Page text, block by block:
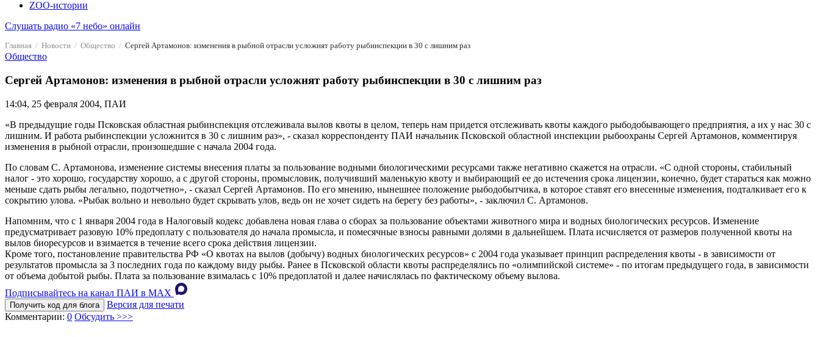
ZOO-истории
Слушать радио «7 небо» онлайн
Главная Новости Общество Сергей Артамонов: изменения в рыбной отрасли усложнят работу рыбинспекции в 30 с лишним раз
Общество
Сергей Артамонов: изменения в рыбной отрасли усложнят работу рыбинспекции в 30 с лишним раз
14:04, 25 февраля 2004, ПАИ
«В предыдущие годы Псковская областная рыбинспекция отслеживала вылов квоты в целом, теперь нам придется отслеживать квоты каждого рыбодобывающего предприятия, а их у нас 30 с
лишним. И работа рыбинспекции усложнится в 30 с лишним раз», - сказал корреспонденту ПАИ начальник Псковской областной инспекции рыбоохраны Сергей Артамонов, комментируя
изменения в рыбной отрасли, произошедшие с начала 2004 года.
По словам С. Артамонова, изменение системы внесения платы за пользование водными биологическими ресурсами также негативно скажется на отрасли. «С одной стороны, стабильный
налог - это хорошо, государству хорошо, а с другой стороны, промысловик, получивший маленькую квоту и выбирающий ее до истечения срока лицензии, конечно, будет стараться как можно
меньше сдать рыбы легально, подотчетно», - сказал Сергей Артамонов. По его мнению, нынешнее положение рыбодобытчика, в которое ставят его внесенные изменения, подталкивает его к
сокрытию улова. «Рыбак вольно и невольно будет скрывать улов, ведь он не хочет сидеть на берегу без работы», - заключил С. Артамонов.
Напомним, что с 1 января 2004 года в Налоговый кодекс добавлена новая глава о сборах за пользование объектами животного мира и водных биологических ресурсов. Изменение
предусматривает разовую 10% предоплату с пользователя до начала промысла, и помесячные взносы равными долями в дальнейшем. Плата исчисляется от размеров полученной квоты на
вылов биоресурсов и взимается в течение всего срока действия лицензии.
Кроме того, постановление правительства РФ «О квотах на вылов (добычу) водных биологических ресурсов» с 2004 года указывает принцип распределения квоты - в зависимости от
результатов промысла за 3 последних года по каждому виду рыбы. Ранее в Псковской области квоты распределялись по «олимпийской системе» - по итогам предыдущего года, в зависимости
от объема добытой рыбы. Плата за пользование взималась с 10% предоплатой и далее начислялась по фактическому объему вылова.
Подписывайтесь на канал ПАИ в MAХ
Получить код для блога
Версия для печати
Комментарии: 0 Обсудить >>>